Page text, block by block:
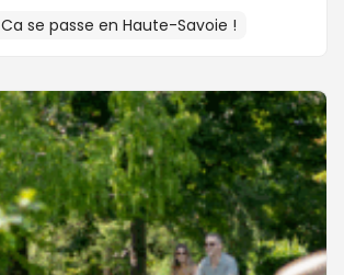
Ca se passe en Haute-Savoie !